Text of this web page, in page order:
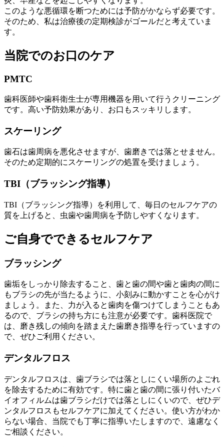
このような悪循環を断つためには予防がかならず必要です。
そのため、私は治療後の定期検診がゴールだと考えていま
す。
当院でのお口のケア
PMTC
歯科医師や歯科衛生士が専用機器を用いて行うクリーニング
です。高い予防効果があり、お口もスッキリします。
スケーリング
歯石は歯周病を悪化させますが、歯磨きでは落とせません。
そのため定期的にスケーリングの処置を受けましょう。
TBI（ブラッシング指導）
TBI（ブラッシング指導）を利用して、毎日のセルフケアの
質を上げると、虫歯や歯周病を予防しやすくなります。
ご自身でできるセルフケア
ブラッシング
歯垢をしっかり除去すること、歯と歯の間や歯と歯肉の間に
もブラシの先が当たるように、小刻みに動かすことを心がけ
ましょう。また、力が入ると歯肉を傷つけてしまうこともあ
るので、ブラシの持ち方にも注意が必要です。歯科医院で
は、磨き残しの傾向を踏まえた歯磨き指導を行っていますの
で、ぜひご利用ください。
デンタルフロス
デンタルフロスは、歯ブラシでは落としにくい場所のよごれ
を除去するために有効です。特に歯と歯の間に張り付いたバ
イオフィルムは歯ブラシだけでは落としにくいので、ぜひデ
ンタルフロスもセルフケアに加えてください。使い方がわか
らない場合、当院でも丁寧に指導いたしますので、遠慮なく
ご相談ください。